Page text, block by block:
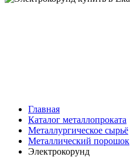
Главная
Каталог металлопроката
Металлургическое сырьё
Металлический порошок
Электрокорунд